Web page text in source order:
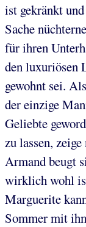
ist gekränkt
Sache
für ihren
den luxuriösen
gewohnt sei.
der einzige
Geliebte
zu lassen,
Armand beugt
wirklich wohl
Marguerite
Sommer mit